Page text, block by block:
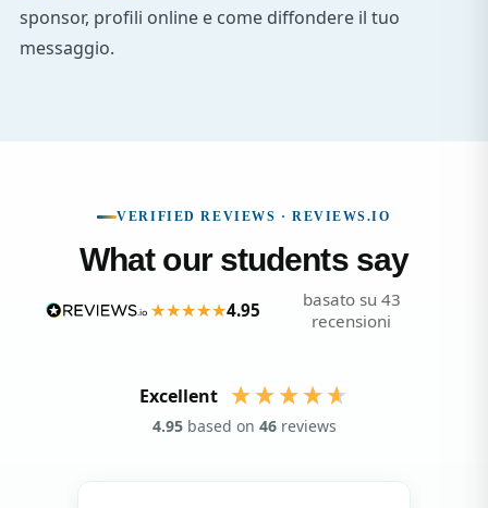
sponsor, profili online e come diffondere il tuo
messaggio.
VERIFIED REVIEWS · REVIEWS.IO
What our students say
4.95
basato su 43
recensioni
Excellent
4.95 based on 46 reviews